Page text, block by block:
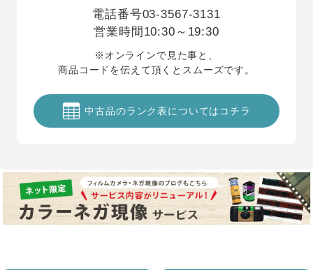
電話番号03-3567-3131
営業時間 10:30～19:30
※オンラインで見た事と、
商品コードを伝えて頂くとスムーズです。
中古品のランク表についてはコチラ